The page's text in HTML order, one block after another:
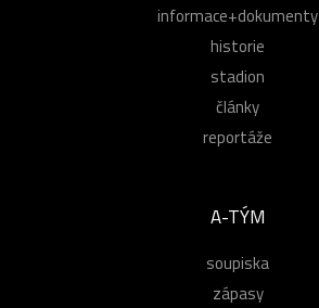
informace+dokumenty
historie
stadion
články
reportáže
A-TÝM
soupiska
zápasy